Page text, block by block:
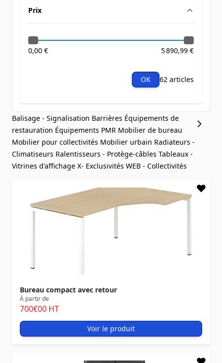
Prix
0,00 € 5 890,99 €
OK 62 articles
Balisage - Signalisation Barrières Équipements de
restauration Équipements PMR Mobilier de bureau
Mobilier pour collectivités Mobilier urbain Radiateurs -
Climatiseurs Ralentisseurs - Protège-câbles Tableaux -
Vitrines d'affichage X- Exclusivités WEB - Collectivités
Bureau compact avec retour
À partir de
700€00 HT
Voir le produit